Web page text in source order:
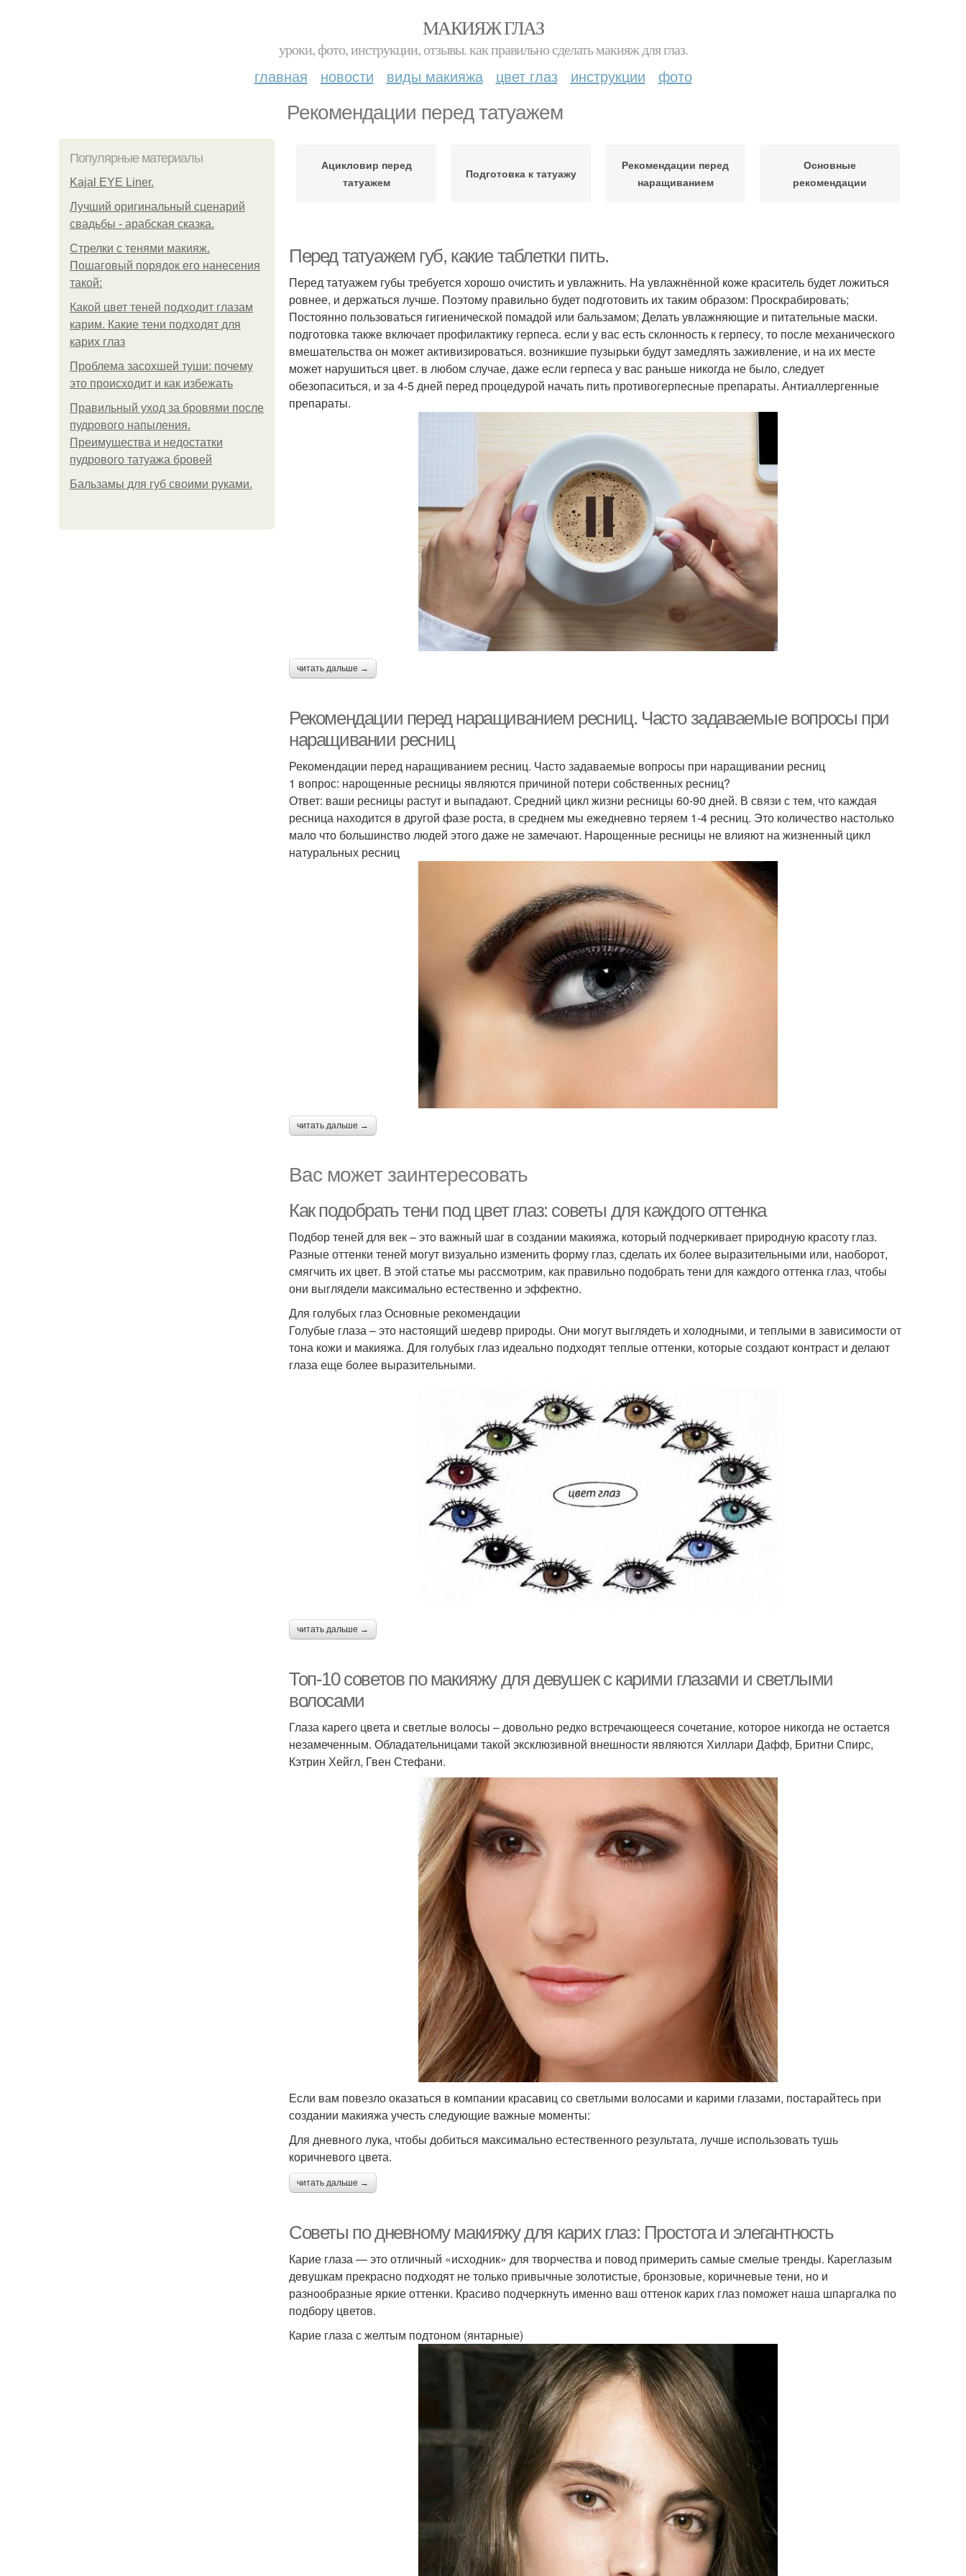
МАКИЯЖ ГЛАЗ
уроки, фото, инструкции, отзывы. как правильно сделать макияж для глаз.
главная новости виды макияжа цвет глаз инструкции фото
Рекомендации перед татуажем
Популярные материалы
Kajal EYE Liner.
Лучший оригинальный сценарий
свадьбы - арабская сказка.
Стрелки с тенями макияж.
Пошаговый порядок его нанесения
такой:
Какой цвет теней подходит глазам
карим. Какие тени подходят для
карих глаз
Проблема засохшей туши: почему
это происходит и как избежать
Правильный уход за бровями после
пудрового напыления.
Преимущества и недостатки
пудрового татуажа бровей
Бальзамы для губ своими руками.
Ацикловир перед
татуажем
Подготовка к татуажу
Рекомендации перед
наращиванием
Основные
рекомендации
Перед татуажем губ, какие таблетки пить.
Перед татуажем губы требуется хорошо очистить и увлажнить. На увлажнённой коже краситель будет ложиться
ровнее, и держаться лучше. Поэтому правильно будет подготовить их таким образом: Проскрабировать;
Постоянно пользоваться гигиенической помадой или бальзамом; Делать увлажняющие и питательные маски.
подготовка также включает профилактику герпеса. если у вас есть склонность к герпесу, то после механического
вмешательства он может активизироваться. возникшие пузырьки будут замедлять заживление, и на их месте
может нарушиться цвет. в любом случае, даже если герпеса у вас раньше никогда не было, следует
обезопаситься, и за 4-5 дней перед процедурой начать пить противогерпесные препараты. Антиаллергенные
препараты.
читать дальше →
Рекомендации перед наращиванием ресниц. Часто задаваемые вопросы при
наращивании ресниц
Рекомендации перед наращиванием ресниц. Часто задаваемые вопросы при наращивании ресниц
1 вопрос: нарощенные ресницы являются причиной потери собственных ресниц?
Ответ: ваши ресницы растут и выпадают. Средний цикл жизни ресницы 60-90 дней. В связи с тем, что каждая
ресница находится в другой фазе роста, в среднем мы ежедневно теряем 1-4 ресниц. Это количество настолько
мало что большинство людей этого даже не замечают. Нарощенные ресницы не влияют на жизненный цикл
натуральных ресниц
читать дальше →
Вас может заинтересовать
Как подобрать тени под цвет глаз: советы для каждого оттенка
Подбор теней для век – это важный шаг в создании макияжа, который подчеркивает природную красоту глаз.
Разные оттенки теней могут визуально изменить форму глаз, сделать их более выразительными или, наоборот,
смягчить их цвет. В этой статье мы рассмотрим, как правильно подобрать тени для каждого оттенка глаз, чтобы
они выглядели максимально естественно и эффектно.
Для голубых глаз Основные рекомендации
Голубые глаза – это настоящий шедевр природы. Они могут выглядеть и холодными, и теплыми в зависимости от
тона кожи и макияжа. Для голубых глаз идеально подходят теплые оттенки, которые создают контраст и делают
глаза еще более выразительными.
читать дальше →
Топ-10 советов по макияжу для девушек с карими глазами и светлыми
волосами
Глаза карего цвета и светлые волосы – довольно редко встречающееся сочетание, которое никогда не остается
незамеченным. Обладательницами такой эксклюзивной внешности являются Хиллари Дафф, Бритни Спирс,
Кэтрин Хейгл, Гвен Стефани.
Если вам повезло оказаться в компании красавиц со светлыми волосами и карими глазами, постарайтесь при
создании макияжа учесть следующие важные моменты:
Для дневного лука, чтобы добиться максимально естественного результата, лучше использовать тушь
коричневого цвета.
читать дальше →
Советы по дневному макияжу для карих глаз: Простота и элегантность
Карие глаза — это отличный «исходник» для творчества и повод примерить самые смелые тренды. Кареглазым
девушкам прекрасно подходят не только привычные золотистые, бронзовые, коричневые тени, но и
разнообразные яркие оттенки. Красиво подчеркнуть именно ваш оттенок карих глаз поможет наша шпаргалка по
подбору цветов.
Карие глаза с желтым подтоном (янтарные)